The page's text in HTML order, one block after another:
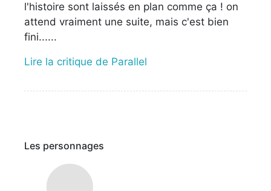
l'histoire sont laissés en plan comme ça ! on
attend vraiment une suite, mais c'est bien
fini......
Lire la critique de Parallel
Les personnages